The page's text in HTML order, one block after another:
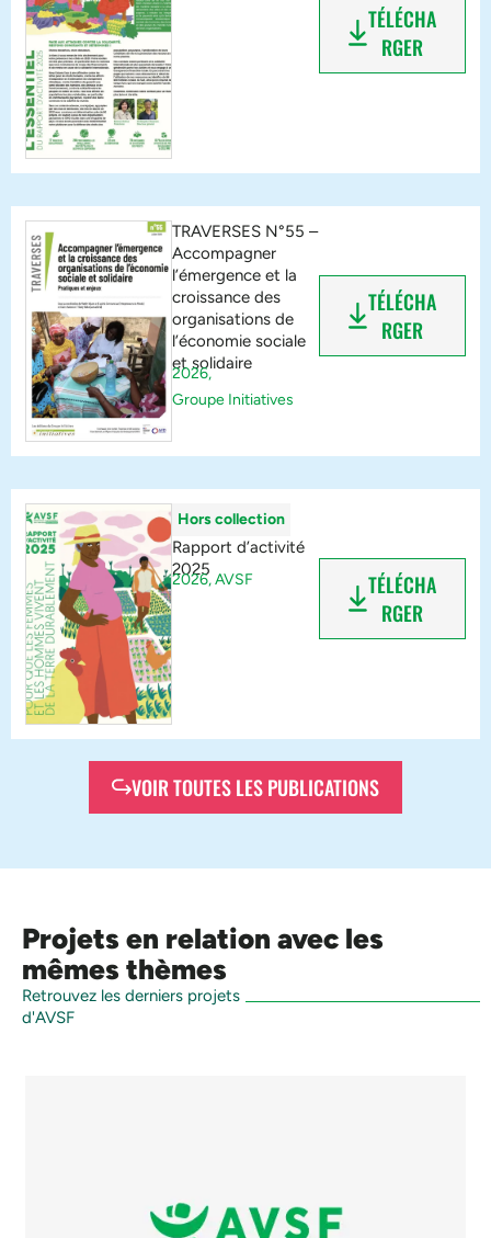
TÉLÉCHA
RGER
TRAVERSES N°55 –
Accompagner
l’émergence et la
croissance des
organisations de
l’économie sociale
et solidaire
2026,
Groupe Initiatives
TÉLÉCHA
RGER
Hors collection
Rapport d’activité
2025
2026,AVSF
TÉLÉCHA
RGER
VOIR TOUTES LES PUBLICATIONS
Projets en relation avec les
mêmes thèmes
Retrouvez les derniers projets
d'AVSF